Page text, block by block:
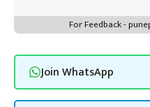
For Feedback -
Join WhatsApp